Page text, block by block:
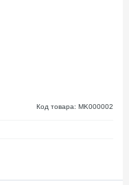
Код товара: MK000002